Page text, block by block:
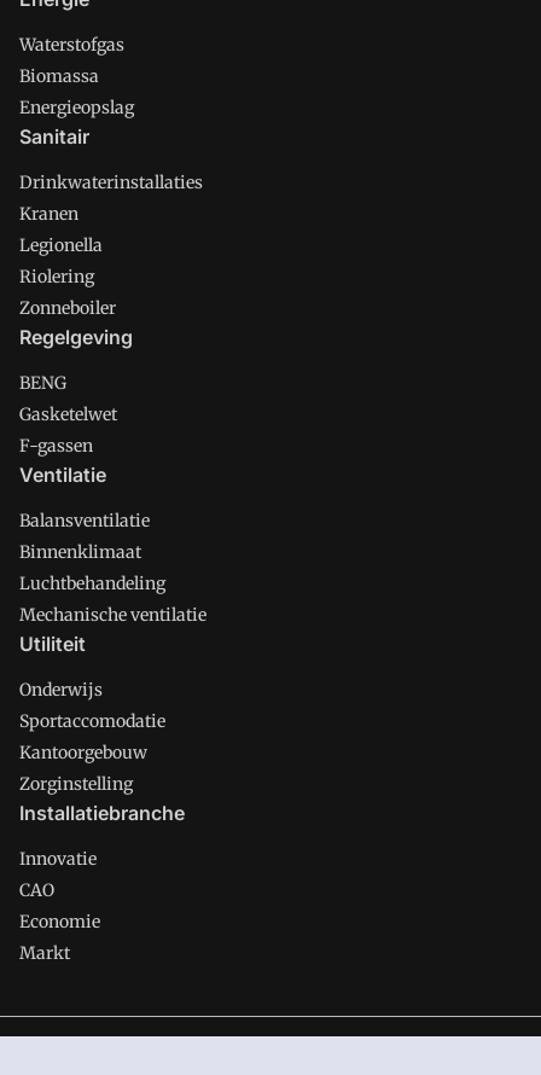
Waterstofgas
Biomassa
Energieopslag
Sanitair
Drinkwaterinstallaties
Kranen
Legionella
Riolering
Zonneboiler
Regelgeving
BENG
Gasketelwet
F-gassen
Ventilatie
Balansventilatie
Binnenklimaat
Luchtbehandeling
Mechanische ventilatie
Utiliteit
Onderwijs
Sportaccomodatie
Kantoorgebouw
Zorginstelling
Installatiebranche
Innovatie
CAO
Economie
Markt